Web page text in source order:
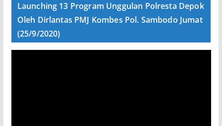
Launching 13 Program Unggulan Polresta Depok
Oleh Dirlantas PMJ Kombes Pol. Sambodo Jumat
(25/9/2020)